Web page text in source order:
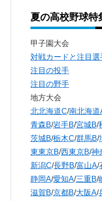
夏の高校野球特
甲子園大会
対戦カードと注目選
注目の投手
注目の野手
地方大会
北北海道C/南北海道
青森B/岩手B/宮城B/
茨城B/栃木C/群馬B/
東東京B/西東京B/神
新潟C/長野B/富山A/
静岡A/愛知A/三重B/
滋賀B/京都B/大阪A/